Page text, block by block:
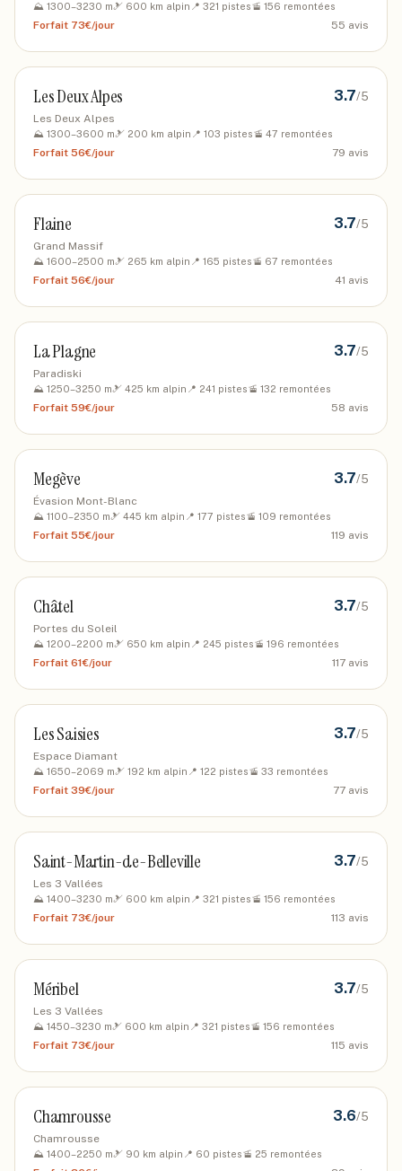
⛰️ 1300–3230 m🎿 600 km alpin 📍 321 pistes🚡 156 remontées
Forfait 73€/jour 55 avis
Les Deux Alpes
Les Deux Alpes
3.7/5
⛰️ 1300–3600 m🎿 200 km alpin 📍 103 pistes🚡 47 remontées
Forfait 56€/jour 79 avis
Flaine
Grand Massif
3.7/5
⛰️ 1600–2500 m🎿 265 km alpin 📍 165 pistes🚡 67 remontées
Forfait 56€/jour 41 avis
La Plagne
Paradiski
3.7/5
⛰️ 1250–3250 m🎿 425 km alpin 📍 241 pistes🚡 132 remontées
Forfait 59€/jour 58 avis
Megève
Évasion Mont-Blanc
3.7/5
⛰️ 1100–2350 m🎿 445 km alpin 📍 177 pistes🚡 109 remontées
Forfait 55€/jour 119 avis
Châtel
Portes du Soleil
3.7/5
⛰️ 1200–2200 m🎿 650 km alpin 📍 245 pistes🚡 196 remontées
Forfait 61€/jour 117 avis
Les Saisies
Espace Diamant
3.7/5
⛰️ 1650–2069 m🎿 192 km alpin 📍 122 pistes🚡 33 remontées
Forfait 39€/jour 77 avis
Saint-Martin-de-Belleville
Les 3 Vallées
3.7/5
⛰️ 1400–3230 m🎿 600 km alpin 📍 321 pistes🚡 156 remontées
Forfait 73€/jour 113 avis
Méribel
Les 3 Vallées
3.7/5
⛰️ 1450–3230 m🎿 600 km alpin 📍 321 pistes🚡 156 remontées
Forfait 73€/jour 115 avis
Chamrousse
Chamrousse
3.6/5
⛰️ 1400–2250 m🎿 90 km alpin 📍 60 pistes🚡 25 remontées